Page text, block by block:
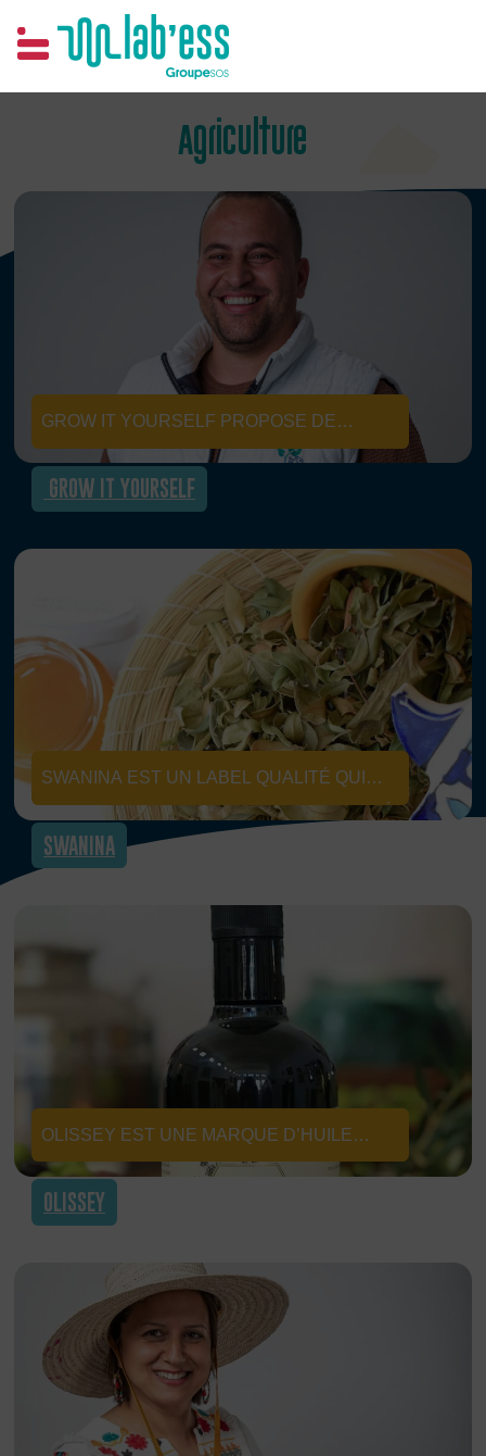
Samim
Agriculture
GROW IT YOURSELF PROPOSE DE
CONSTRUIRE ET DE METTRE EN ŒUVRE
DES SYSTÈMES HYDRO-PONIQUES. CE
S’APPLIQUE FACILEMENT DANS SON
JARDIN/TOIT/BALCON.
GROW IT YOURSELF
SWANINA EST UN LABEL QUALITÉ QUI
VALORISE ET GARANTIE LA TRAÇABILITÉ
DES PRODUITS DE L’AGRICULTURE
CONSOMMATION RESPONSABLE.
SWANINA
OLISSEY EST UNE MARQUE D’HUILE
D’OLIVE BIOLOGIQUE VIERGE EXTRA ET
DE PRODUITS FERMIERS
EXPLOITATION AGRICOLE FAMILIALE.
OLISSEY